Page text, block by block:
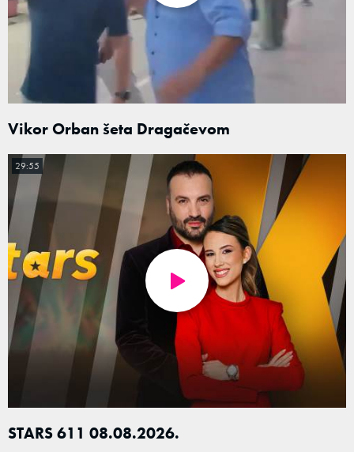
Vikor Orban šeta Dragačevom
STARS 611 08.08.2026.
29:55